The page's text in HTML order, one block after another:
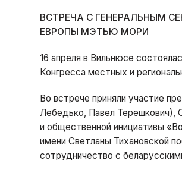
ВСТРЕЧА С ГЕНЕРАЛЬНЫМ
ЕВРОПЫ МЭТЬЮ МОРИ
16 апреля в Вильнюсе
Конгресса местных и
Во встрече приняли участие
Лебедько, Павел Терешкович),
и общественной инициативы
имени Светланы Тихановской
сотрудничество с